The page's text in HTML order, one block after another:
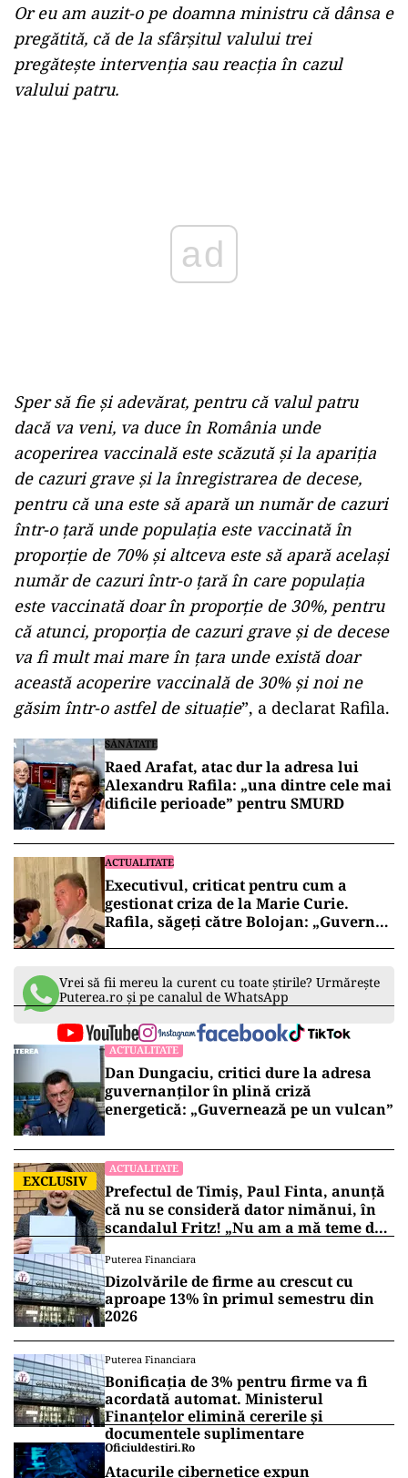
Or eu am auzit-o pe doamna ministru că dânsa e
pregătită, că de la sfârșitul valului trei
pregătește intervenția sau reacția în cazul
valului patru.
ad
Sper să fie și adevărat, pentru că valul patru
dacă va veni, va duce în România unde
acoperirea vaccinală este scăzută și la apariția
de cazuri grave și la înregistrarea de decese,
pentru că una este să apară un număr de cazuri
într-o țară unde populația este vaccinată în
proporție de 70% și altceva este să apară același
număr de cazuri într-o țară în care populația
este vaccinată doar în proporție de 30%, pentru
că atunci, proporția de cazuri grave și de decese
va fi mult mai mare în țara unde există doar
această acoperire vaccinală de 30% și noi ne
găsim într-o astfel de situație”, a declarat Rafila.
SĂNĂTATE
Raed Arafat, atac dur la adresa lui
Alexandru Rafila: „una dintre cele mai
dificile perioade” pentru SMURD
ACTUALITATE
Executivul, criticat pentru cum a
gestionat criza de la Marie Curie.
Rafila, săgeți către Bolojan: „Guvernul
Vrei să fii mereu la curent cu toate știrile? Urmărește
Puterea.ro și pe canalul de WhatsApp
ACTUALITATE
Dan Dungaciu, critici dure la adresa
guvernanților în plină criză
energetică: „Guvernează pe un vulcan”
EXCLUSIV
ACTUALITATE
Prefectul de Timiș, Paul Finta, anunță
că nu se consideră dator nimănui, în
scandalul Fritz! „Nu am a mă teme de
Puterea Financiara
Dizolvările de firme au crescut cu
aproape 13% în primul semestru din
2026
Puterea Financiara
Bonificația de 3% pentru firme va fi
acordată automat. Ministerul
Finanțelor elimină cererile și
documentele suplimentare
Oficiuldestiri.ro
Atacurile cibernetice expun